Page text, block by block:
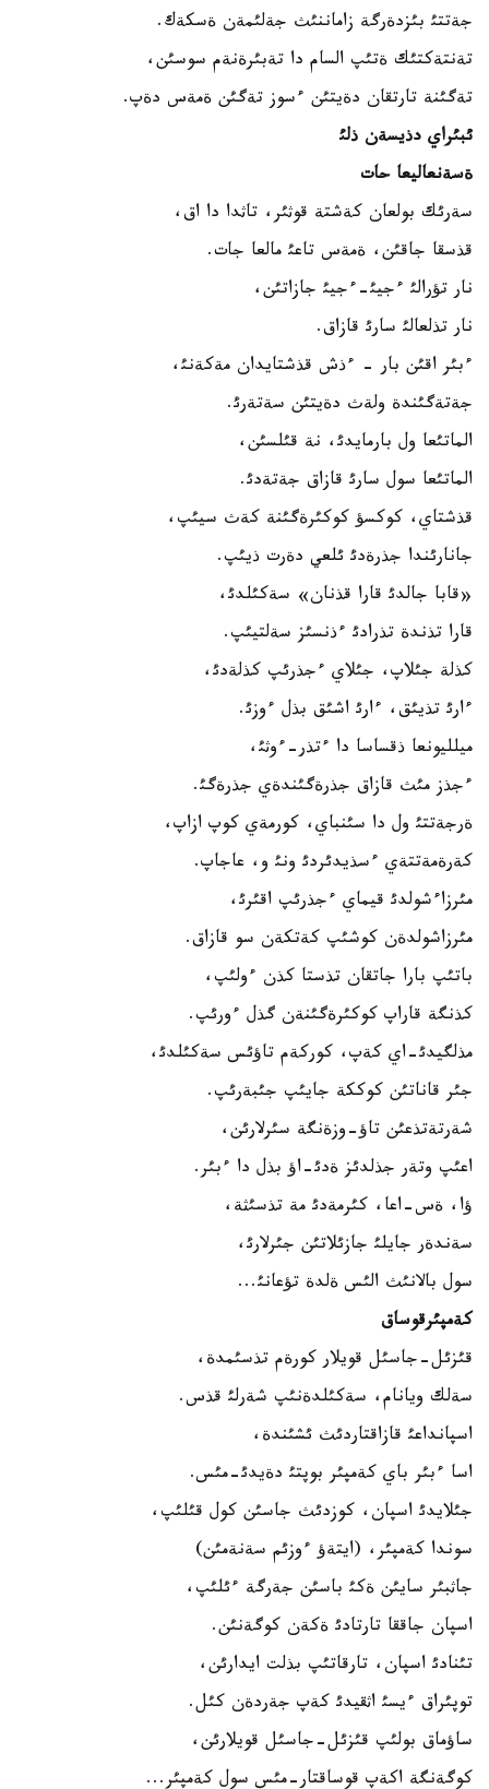
جةتتئ بئزدةرگة زاماننئث جةلئمةن ةسكةك.
تةنتةكتئك ةتئپ السام دا تةبئرةنةم سوسئن،
تةگئنة تارتقان دةيتئن ءسوز تةگئن ةمةس دةپ.
ئبئراي دذيسةن ذلئ
ةسةنعاليعا حات
سةرئك بولعان كةشتة قوثئر، تاثدا دا اق،
قذسقا جاقئن، ةمةس تاعئ مالعا جات.
نار تؤرالئ ءجيئ-ءجيئ جازاتئن،
نار تذلعالئ سارئ قازاق.
ءبئر اقئن بار - ءذش قذشتايدان مةكةنئ،
جةتةگئندة ولةث دةيتئن سةتةرئ.
الماتئعا ول بارمايدئ، نة قئلسئن،
الماتئعا سول سارئ قازاق جةتةدئ.
قذشتاي، كوكسؤ كوكئرةگئنة كةث سيئپ،
جانارئندا جذرةدئ ئلعي دةرت ذيئپ.
«قابا جالدئ قارا قذنان» سةكئلدئ،
قارا تذندة تذرادئ ءذنسئز سةلتيئپ.
كذلة جئلاپ، جئلاي ءجذرئپ كذلةدئ،
ءارئ تذيئق، ءارئ اشئق بذل ءوزئ.
ميلليونعا ذقساسا دا ءتذر-ءوثئ،
ءجذز مئث قازاق جذرةگئندةي جذرةگئ.
ةرجةتتئ ول دا سئنباي، كورمةي كوپ ازاپ،
كةرةمةتتةي ءسذيدئردئ ونئ و، عاجاپ.
مئرزاءشولدئ قيماي ءجذرئپ اقئرئ،
مئرزاشولدةن كوشئپ كةتكةن سو قازاق.
باتئپ بارا جاتقان تذستا كذن ءولئپ،
كذنگة قاراپ كوكئرةگئنةن گذل ءورئپ.
مذلگيدئ-اي كةپ، كوركةم تاؤئس سةكئلدئ،
جئر قاناتئن كوككة جايئپ جئبةرئپ.
شةرتةتذعئن تاؤ-وزةنگة سئرلارئن،
اعئپ وتةر جذلدئز ةدئ-اؤ بذل دا ءبئر.
ؤا، ةس-اعا، كئرمةدئ مة تذسئثة،
سةندةر جايلئ جازئلاتئن جئرلارئ،
سول بالانئث الئس ةلدة تؤعانئ...
كةمپئرقوساق
قئزئل-جاسئل قويلار كورةم تذسئمدة،
سةلك ويانام، سةكئلدةنئپ شةرلئ قذس.
اسپانداعئ قازاقتاردئث ئشئندة،
اسا ءبئر باي كةمپئر بوپتئ دةيدئ-مئس.
جئلايدئ اسپان، كوزدئث جاسئن كول قئلئپ،
سوندا كةمپئر، (ايتةؤ ءوزئم سةنةمئن)
جاثبئر سايئن ةكئ باسئن جةرگة ءئلئپ،
اسپان جاققا تارتادئ ةكةن كوگةنئن.
تئنادئ اسپان، تارقاتئپ بذلت ايدارئن،
توپئراق ءيسئ اثقيدئ كةپ جةردةن كئل.
ساؤماق بولئپ قئزئل-جاسئل قويلارئن،
كوگةنگة اكةپ قوساقتار-مئس سول كةمپئر...